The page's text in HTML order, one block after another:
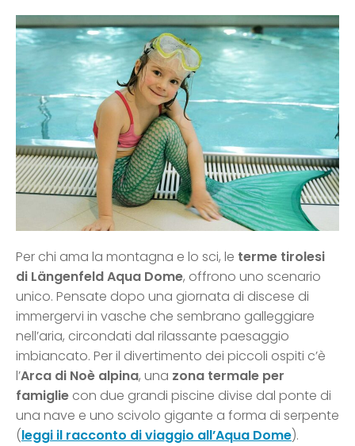
Per chi ama la montagna e lo sci, le terme tirolesi
di Längenfeld Aqua Dome, offrono uno scenario
unico. Pensate dopo una giornata di discese di
immergervi in vasche che sembrano galleggiare
nell’aria, circondati dal rilassante paesaggio
imbiancato. Per il divertimento dei piccoli ospiti c’è
l’Arca di Noè alpina, una zona termale per
famiglie con due grandi piscine divise dal ponte di
una nave e uno scivolo gigante a forma di serpente
(leggi il racconto di viaggio all’Aqua Dome).